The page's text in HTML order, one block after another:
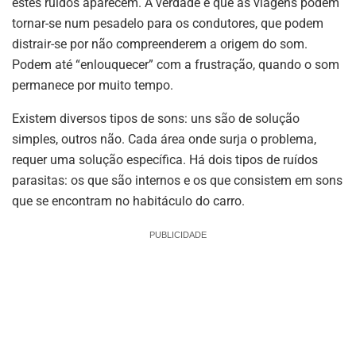
tornar-se num pesadelo para os condutores, que podem
distrair-se por não compreenderem a origem do som.
Podem até “enlouquecer” com a frustração, quando o som
permanece por muito tempo.
Existem diversos tipos de sons: uns são de solução
simples, outros não. Cada área onde surja o problema,
requer uma solução específica. Há dois tipos de ruídos
parasitas: os que são internos e os que consistem em sons
que se encontram no habitáculo do carro.
PUBLICIDADE